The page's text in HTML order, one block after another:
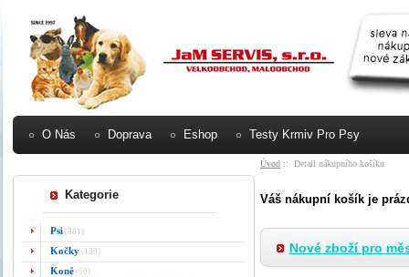
O Nás Doprava Eshop Testy Krmiv Pro Psy
Kategorie
Psi (881)
Kočky (139)
Koně (50)
Úvod :: Detail nákupního košíku
Váš nákupní košík je
Nové zboží pro